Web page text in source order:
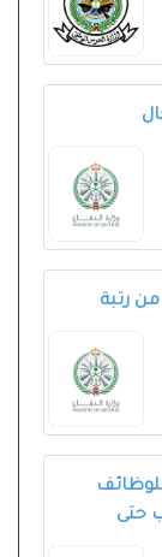
رتبة
حتى